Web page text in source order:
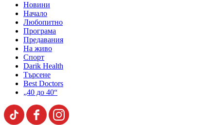
Новини
Начало
Любопитно
Програма
Предавания
На живо
Спорт
Darik Health
Търсене
Best Doctors
„40 до 40“